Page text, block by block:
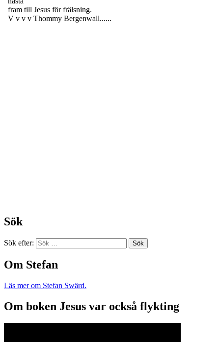
Sök
Sök efter:
Om Stefan
Läs mer om Stefan Swärd.
Om boken Jesus var också flykting